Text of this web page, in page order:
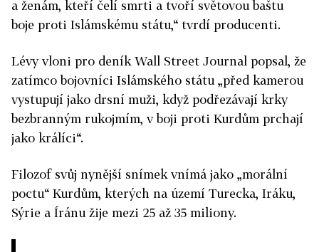
a ženám, kteří čelí smrti a tvoří světovou baštu
boje proti Islámskému státu,“ tvrdí producenti.
Lévy vloni pro deník Wall Street Journal popsal, že
zatímco bojovníci Islámského státu „před kamerou
vystupují jako drsní muži, když podřezávají krky
bezbranným rukojmím, v boji proti Kurdům prchají
jako králíci“.
Filozof svůj nynější snímek vnímá jako „morální
poctu“ Kurdům, kterých na území Turecka, Iráku,
Sýrie a Íránu žije mezi 25 až 35 miliony.